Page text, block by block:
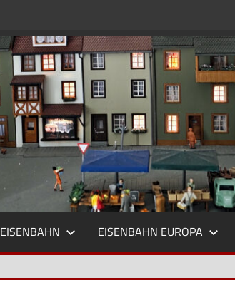
EISENBAHN EISENBAHN EUROPA